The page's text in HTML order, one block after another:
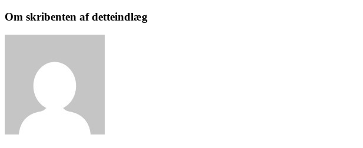
Om skribenten af detteindlæg